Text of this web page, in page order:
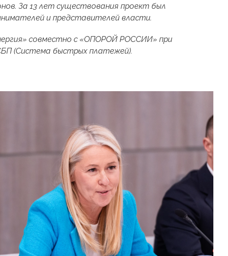
За 13 лет существования проект был
и представителей власти.
совместно с «ОПОРОЙ РОССИИ» при
(Система быстрых платежей).